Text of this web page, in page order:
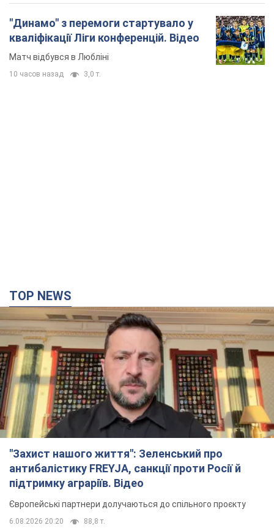
"Динамо" з перемоги стартувало у
кваліфікації Ліги конференцій. Відео
Матч відбувся в Любліні
10 часов назад 3,0 т.
TOP NEWS
"Захист нашого життя": Зеленський про
антибалістику FREYJA, санкції проти Росії й
підтримку аграріїв. Відео
Європейські партнери долучаються до спільного проєкту
6.08.2026 20:20 88,8 т.